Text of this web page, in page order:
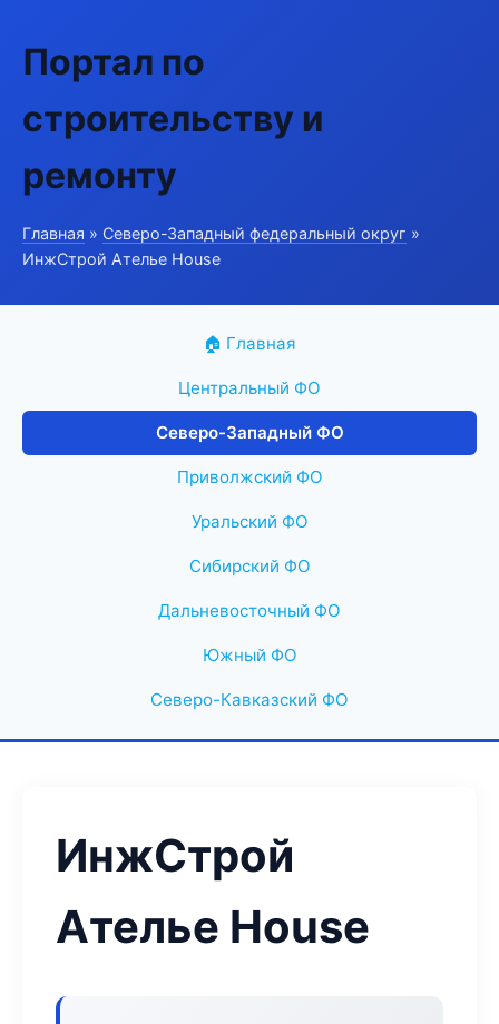
Портал по
строительству и
ремонту
Главная » Северо-Западный федеральный округ »
ИнжСтрой Ателье House
🏠 Главная
Центральный ФО
Северо-Западный ФО
Приволжский ФО
Уральский ФО
Сибирский ФО
Дальневосточный ФО
Южный ФО
Северо-Кавказский ФО
ИнжСтрой
Ателье House